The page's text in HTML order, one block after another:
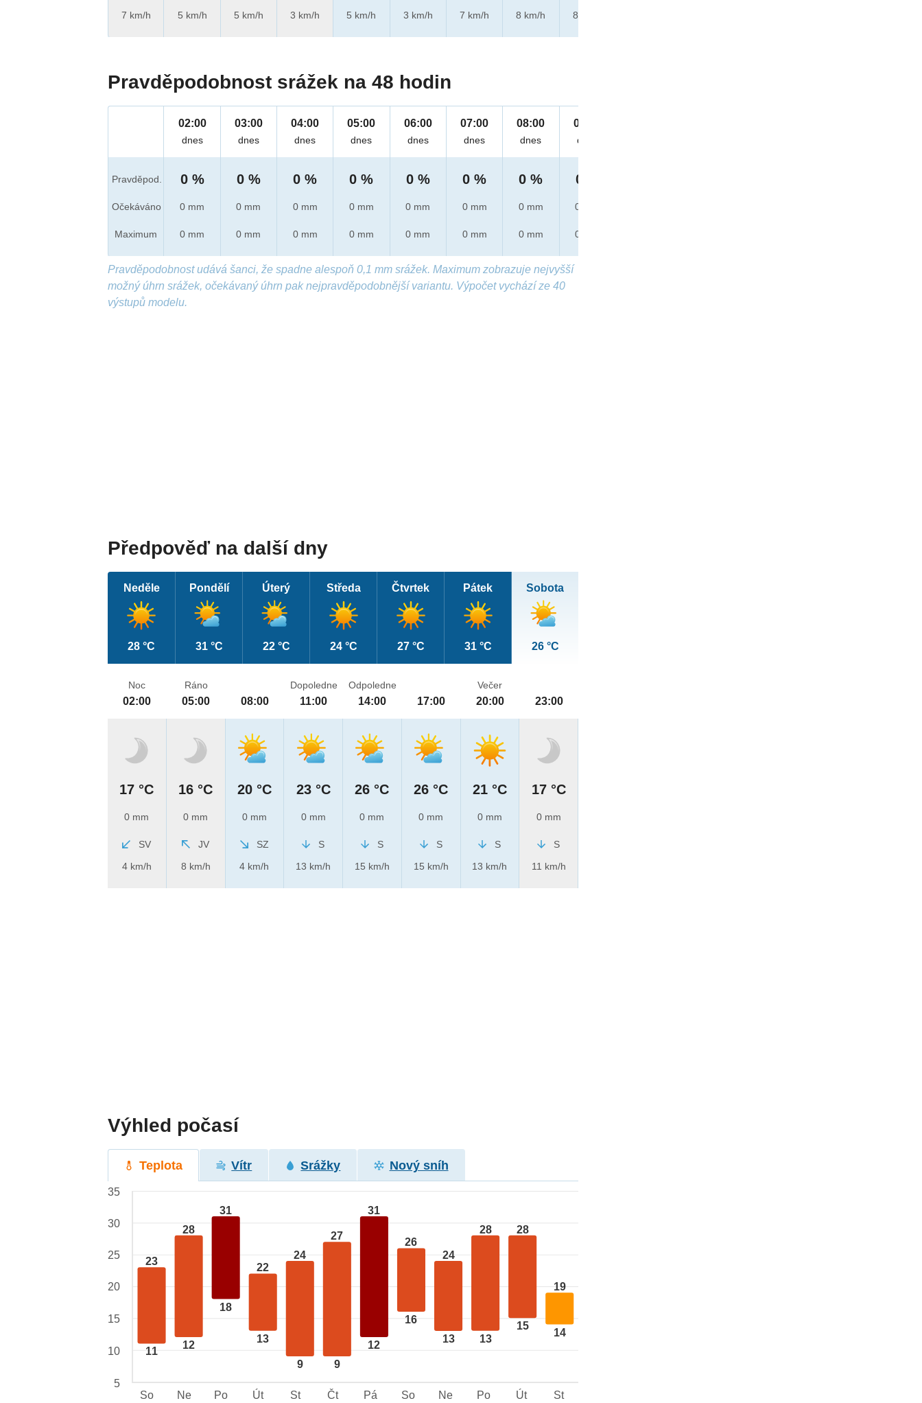
7 km/h
5 km/h
5 km/h
3 km/h
5 km/h
3 km/h
7 km/h
8 km/h
8 km/h
Pravděpodobnost srážek na 48 hodin
Pravděpod.
Očekáváno
Maximum
02:00
dnes
0 %
0 mm
0 mm
03:00
dnes
0 %
0 mm
0 mm
04:00
dnes
0 %
0 mm
0 mm
05:00
dnes
0 %
0 mm
0 mm
06:00
dnes
0 %
0 mm
0 mm
07:00
dnes
0 %
0 mm
0 mm
08:00
dnes
0 %
0 mm
0 mm
09:00
dnes
0 %
0 mm
0 mm
Pravděpodobnost udává šanci, že spadne alespoň 0,1 mm srážek. Maximum zobrazuje nejvyšší
možný úhrn srážek, očekávaný úhrn pak nejpravděpodobnější variantu. Výpočet vychází ze 40
výstupů modelu.
Předpověď na další dny
Neděle
28 °C
Pondělí
31 °C
Úterý
22 °C
Středa
24 °C
Čtvrtek
27 °C
Pátek
31 °C
Sobota
26 °C
Noc
02:00
17 °C
0 mm
SV
4 km/h
Ráno
05:00
16 °C
0 mm
JV
8 km/h
08:00
20 °C
0 mm
SZ
4 km/h
Dopoledne
11:00
23 °C
0 mm
S
13 km/h
Odpoledne
14:00
26 °C
0 mm
S
15 km/h
17:00
26 °C
0 mm
S
15 km/h
Večer
20:00
21 °C
0 mm
S
13 km/h
23:00
17 °C
0 mm
S
11 km/h
Výhled počasí
Teplota Vítr Srážky Nový sníh
23
11
28
12
31
18
22
13
24
9
27
9
31
12
26
16
24
13
28
13
28
15
19
14
35
30
25
20
15
10
5
So
Ne Po Út St Čt Pá So Ne Po Út St